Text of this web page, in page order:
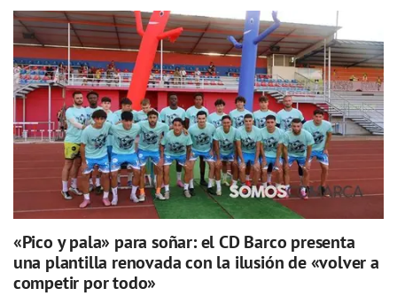
«Pico y pala» para soñar: el CD Barco presenta
una plantilla renovada con la ilusión de «volver a
competir por todo»